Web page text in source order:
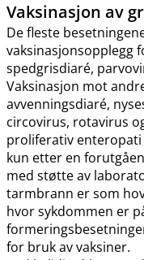
Vaksinasjon av
De fleste
vaksinasjonsopplegg
spedgrisdiaré,
Vaksinasjon mot
avvenningsdiaré,
circovirus, rotavirus
proliferativ enteropati
kun etter en
med støtte av
tarmbrann er som
hvor sykdommen er
for bruk av vaksiner.